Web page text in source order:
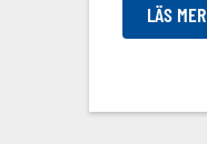
LÄS MER